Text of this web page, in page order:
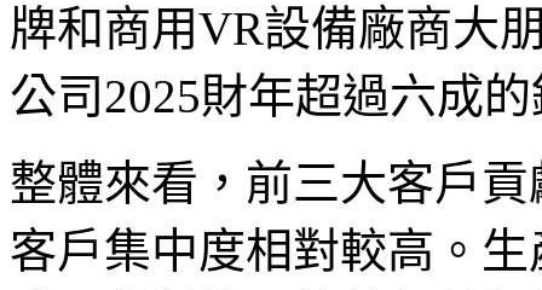
牌和商用VR設備廠商大
公司2025財年超過六成
整體來看，前三大客戶
客戶集中度相對較高。